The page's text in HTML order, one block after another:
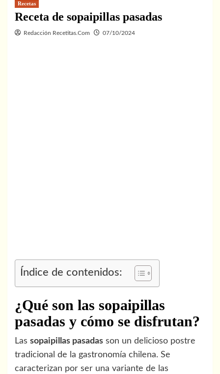
Recetas
Receta de sopaipillas pasadas
Redacción Recetitas.Com 07/10/2024
Índice de contenidos:
¿Qué son las sopaipillas
pasadas y cómo se disfrutan?
Las sopaipillas pasadas son un delicioso postre
tradicional de la gastronomía chilena. Se
caracterizan por ser una variante de las